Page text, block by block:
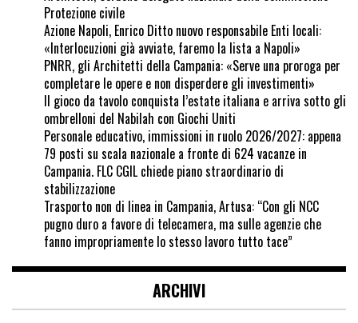
Protezione civile
Azione Napoli, Enrico Ditto nuovo responsabile Enti locali:
«Interlocuzioni già avviate, faremo la lista a Napoli»
PNRR, gli Architetti della Campania: «Serve una proroga per
completare le opere e non disperdere gli investimenti»
Il gioco da tavolo conquista l’estate italiana e arriva sotto gli
ombrelloni del Nabilah con Giochi Uniti
Personale educativo, immissioni in ruolo 2026/2027: appena
79 posti su scala nazionale a fronte di 624 vacanze in
Campania. FLC CGIL chiede piano straordinario di
stabilizzazione
Trasporto non di linea in Campania, Artusa: “Con gli NCC
pugno duro a favore di telecamera, ma sulle agenzie che
fanno impropriamente lo stesso lavoro tutto tace”
ARCHIVI